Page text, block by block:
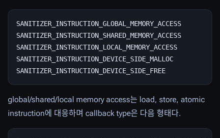
SANITIZER_INSTRUCTION_GLOBAL_MEMORY_ACCESS
SANITIZER_INSTRUCTION_SHARED_MEMORY_ACCESS
SANITIZER_INSTRUCTION_LOCAL_MEMORY_ACCESS
SANITIZER_INSTRUCTION_DEVICE_SIDE_MALLOC
global/shared/local memory access는 load, store, atomic
instruction에 대응하며 callback type은 다음 형태다.